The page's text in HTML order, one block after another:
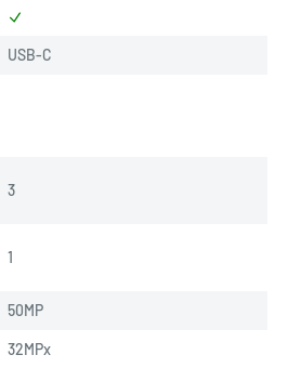
USB-C
3
1
50MP
32MPx